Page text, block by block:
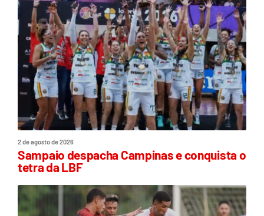
2 de agosto de 2026
Sampaio despacha Campinas e conquista o
tetra da LBF